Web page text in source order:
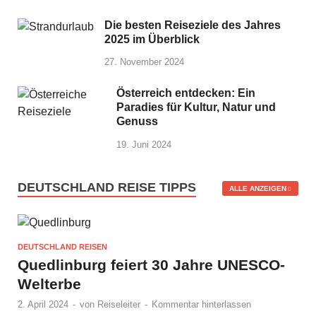
Die besten Reiseziele des Jahres
2025 im Überblick
27. November 2024
Österreich entdecken: Ein
Paradies für Kultur, Natur und
Genuss
19. Juni 2024
DEUTSCHLAND REISE TIPPS ALLE ANZEIGEN
DEUTSCHLAND REISEN
Quedlinburg feiert 30 Jahre UNESCO-
Welterbe
2. April 2024 - von Reiseleiter - Kommentar hinterlassen